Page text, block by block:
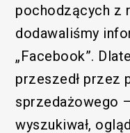
pochodzących z
dodawaliśmy
„Facebook”.
przeszedł przez
sprzedażowego
wyszukiwał,